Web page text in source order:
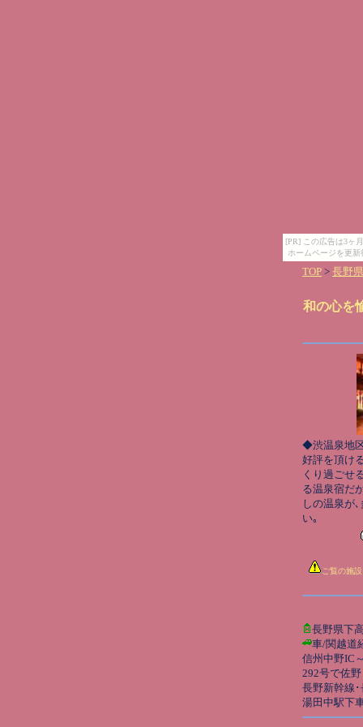
[PR] この広告は3ヶ
ホームページを更
TOP > 長野県
和の心を
◆渋温泉地
好評を頂け
くり過ごせ
る温泉宿だ
しの温泉が
い｡
ご覧の施
長野県下
車/関越道
信州中野IC
292号で佐
長野新幹線
湯田中駅下